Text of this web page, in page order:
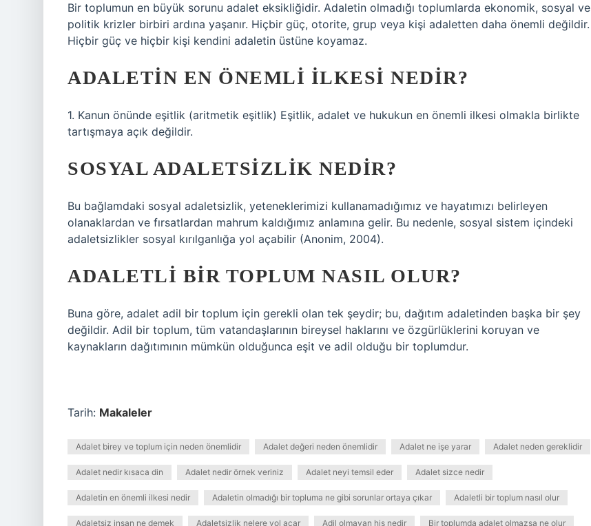
Bir toplumun en büyük sorunu adalet eksikliğidir. Adaletin olmadığı toplumlarda ekonomik, sosyal ve
politik krizler birbiri ardına yaşanır. Hiçbir güç, otorite, grup veya kişi adaletten daha önemli değildir.
Hiçbir güç ve hiçbir kişi kendini adaletin üstüne koyamaz.
ADALETIN EN ÖNEMLI ILKESI NEDIR?
1. Kanun önünde eşitlik (aritmetik eşitlik) Eşitlik, adalet ve hukukun en önemli ilkesi olmakla birlikte
tartışmaya açık değildir.
SOSYAL ADALETSIZLIK NEDIR?
Bu bağlamdaki sosyal adaletsizlik, yeteneklerimizi kullanamadığımız ve hayatımızı belirleyen
olanaklardan ve fırsatlardan mahrum kaldığımız anlamına gelir. Bu nedenle, sosyal sistem içindeki
adaletsizlikler sosyal kırılganlığa yol açabilir (Anonim, 2004).
ADALETLI BIR TOPLUM NASIL OLUR?
Buna göre, adalet adil bir toplum için gerekli olan tek şeydir; bu, dağıtım adaletinden başka bir şey
değildir. Adil bir toplum, tüm vatandaşlarının bireysel haklarını ve özgürlüklerini koruyan ve
kaynakların dağıtımının mümkün olduğunca eşit ve adil olduğu bir toplumdur.
Tarih: Makaleler
Adalet birey ve toplum için neden önemlidir Adalet değeri neden önemlidir Adalet ne işe yarar Adalet neden gereklidir
Adalet nedir kısaca din Adalet nedir örnek veriniz Adalet neyi temsil eder Adalet sizce nedir
Adaletin en önemli ilkesi nedir Adaletin olmadığı bir topluma ne gibi sorunlar ortaya çıkar Adaletli bir toplum nasıl olur
Adaletsiz insan ne demek Adaletsizlik nelere yol açar Adil olmayan his nedir Bir toplumda adalet olmazsa ne olur